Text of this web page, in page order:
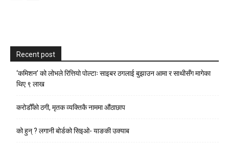
Recent post
‘कमिशन’ को लोभले रित्तियो पोल्टाः साइबर ठगलाई बुझाउन आमा र साथीसँग मागेका
थिए ९ लाख
करोडौँको ठगी, मृतक व्यक्तिकै नाममा औंठाछाप
को हुन् ? लगानी बोर्डको सिइओ- याङकी उक्याब